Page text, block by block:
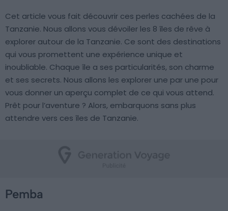
Cet article vous fait découvrir ces perles cachées de la
Tanzanie. Nous allons vous dévoiler les 8 îles de rêve à
explorer autour de la Tanzanie. Ce sont des destinations
qui vous promettent une expérience unique et
inoubliable. Chaque île a ses particularités, son charme
et ses secrets. Nous allons les explorer une par une pour
vous donner un aperçu complet de ce qui vous attend.
Prêt pour l’aventure ? Alors, embarquons sans plus
attendre vers ces îles de Tanzanie.
Pemba